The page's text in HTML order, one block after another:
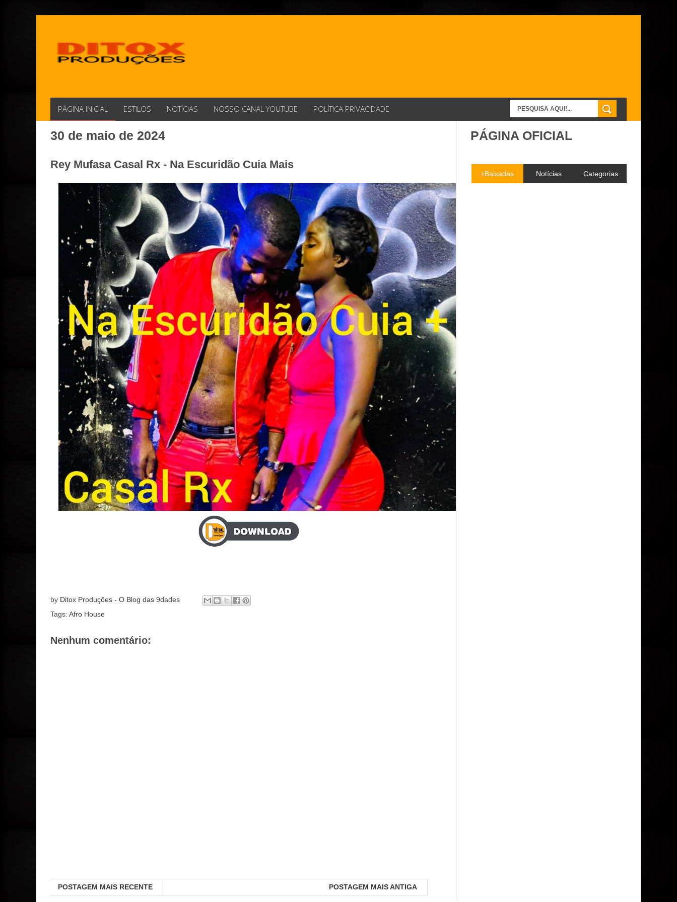
PÁGINA INICIAL ESTILOS NOTÍCIAS NOSSO CANAL YOUTUBE POLÍTICA PRIVACIDADE
30 de maio de 2024
Rey Mufasa Casal Rx - Na Escuridão Cuia Mais
by Ditox Produções - O Blog das 9dades
Tags: Afro House
Nenhum comentário:
POSTAGEM MAIS RECENTE POSTAGEM MAIS ANTIGA
PÁGINA OFICIAL
+Baixadas Notícias Categorias